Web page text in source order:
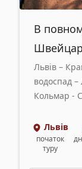
В
Львів –
водоспад
Кольмар -
Львів
початок
туру